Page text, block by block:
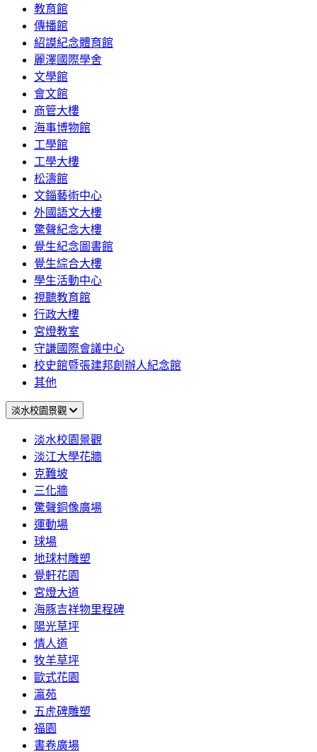
教育館
傳播館
紹謨紀念體育館
麗澤國際學舍
文學館
會文館
商管大樓
海事博物館
工學館
工學大樓
松濤館
文錙藝術中心
外國語文大樓
驚聲紀念大樓
覺生紀念圖書館
覺生綜合大樓
學生活動中心
視聽教育館
行政大樓
宮燈教室
守謙國際會議中心
校史館暨張建邦創辦人紀念館
其他
淡水校園景觀
淡水校園景觀
淡江大學花牆
克難坡
三化牆
驚聲銅像廣場
運動場
球場
地球村雕塑
覺軒花園
宮燈大道
海豚吉祥物里程碑
陽光草坪
情人道
牧羊草坪
歐式花園
瀛苑
五虎碑雕塑
福園
書卷廣場